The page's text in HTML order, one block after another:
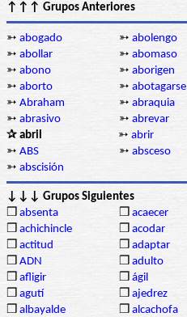
↑↑↑ Grupos Anteriores
➳ abogado ➳ abolengo
➳ abollar ➳ abomaso
➳ abono ➳ aborigen
➳ aborto ➳ abotagarse
➳ Abraham ➳ abraquia
➳ abrasivo ➳ abrevar
✰ abril
➳ abrir
➳ ABS ➳ absceso
➳ abscisión
↓↓↓ Grupos Siguientes
❒ absenta ❒ acaecer
❒ achichincle ❒ acodar
❒ actitud ❒ adaptar
❒ ADN ❒ adulto
❒ afligir ❒ ágil
❒ agutí ❒ ajedrez
❒ albayalde ❒ alcachofa